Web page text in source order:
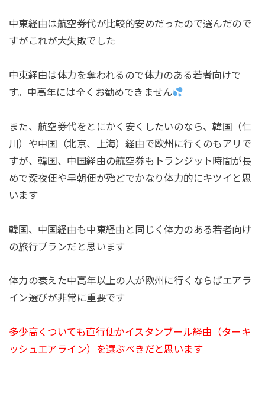
中東経由は航空券代が比較的安めだったので選んだので
すがこれが大失敗でした
中東経由は体力を奪われるので体力のある若者向けで
す。中高年には全くお勧めできません
また、航空券代をとにかく安くしたいのなら、韓国（仁
川）や中国（北京、上海）経由で欧州に行くのもアリで
すが、韓国、中国経由の航空券もトランジット時間が長
めで深夜便や早朝便が殆どでかなり体力的にキツイと思
います
韓国、中国経由も中東経由と同じく体力のある若者向け
の旅行プランだと思います
体力の衰えた中高年以上の人が欧州に行くならばエアラ
イン選びが非常に重要です
多少高くついても直行便かイスタンブール経由（ターキ
ッシュエアライン）を選ぶべきだと思います